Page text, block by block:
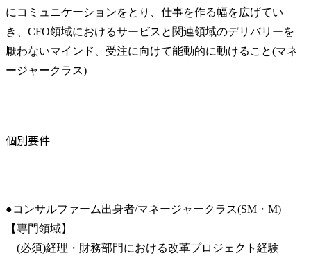
にコミュニケーションをとり、仕事を作る幅を広げてい
き、CFO領域におけるサービスと関連領域のデリバリーを
厭わないマインド、受注に向けて能動的に動けること(マネ
ージャークラス)
個別要件
●コンサルファーム出身者/マネージャークラス(SM・M)
【専門領域】
(必須)経理・財務部門における改革プロジェクト経験